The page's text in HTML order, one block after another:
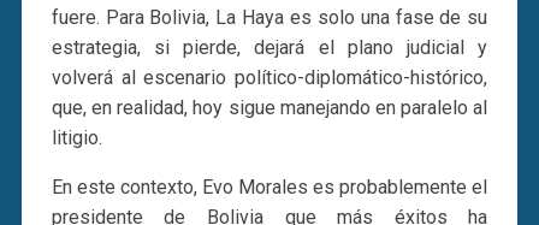
fuere. Para Bolivia, La Haya es solo una fase de su
estrategia, si pierde, dejará el plano judicial y
volverá al escenario político-diplomático-histórico,
que, en realidad, hoy sigue manejando en paralelo al
litigio.
En este contexto, Evo Morales es probablemente el
presidente de Bolivia que más éxitos ha